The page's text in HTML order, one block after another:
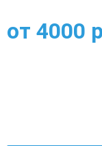
от 4000